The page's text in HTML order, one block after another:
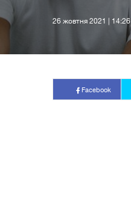
26 жовтня 2021 | 14:26
Facebook